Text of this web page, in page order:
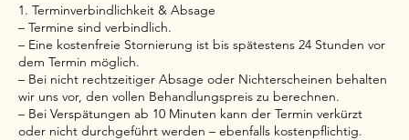
1. Terminverbindlichkeit & Absage
– Termine sind verbindlich.
– Eine kostenfreie Stornierung ist bis spätestens 24 Stunden vor
dem Termin möglich.
– Bei nicht rechtzeitiger Absage oder Nichterscheinen behalten
wir uns vor, den vollen Behandlungspreis zu berechnen.
– Bei Verspätungen ab 10 Minuten kann der Termin verkürzt
oder nicht durchgeführt werden – ebenfalls kostenpflichtig.